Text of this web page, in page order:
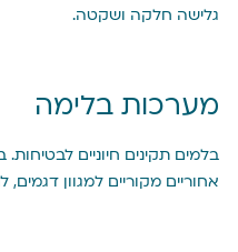
גלישה חלקה ושקטה.
מערכות בלימה
בלמים תקינים חיוניים
אחוריים מקוריים למגוון